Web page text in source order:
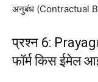
अनुबंध (Contractual
प्रश्न 6:
फॉर्म किस ईमेल